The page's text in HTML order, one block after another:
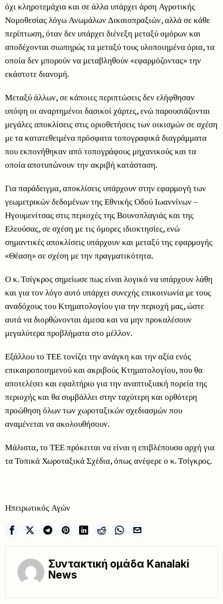
όχι κληροτεμάχια και σε άλλα υπάρχει άρση Αγροτικής
Νομοθεσίας λόγω Ανωμάλων Δικαιοπραξιών, αλλά σε κάθε
περίπτωση, όταν δεν υπάρχει διένεξη μεταξύ ομόρων και
αποδέχονται σιωπηρώς τα μεταξύ τους υλοποιημένα όρια, τα
οποία δεν μπορούν να μεταβληθούν «εφαρμόζοντας» την
εκάστοτε διανομή.
Μεταξύ άλλων, σε κάποιες περιπτώσεις δεν ελήφθησαν
υπόψη οι αναρτημένοι δασικοί χάρτες, ενώ παρουσιάζονται
μεγάλες αποκλίσεις στις οριοθετήσεις των οικισμών σε σχέση
με τα κατατεθειμένα πρόσφατα τοπογραφικά διαγράμματα
που εκπονήθηκαν από τοπογράφους μηχανικούς και τα
οποία αποτυπώνουν την ακριβή κατάσταση.
Για παράδειγμα, αποκλίσεις υπάρχουν στην εφαρμογή των
γεωμετρικών δεδομένων της Εθνικής Οδού Ιωαννίνων –
Ηγουμενίτσας στις περιοχές της Βουνοπλαγιάς και της
Ελεούσας, σε σχέση με τις όμορες ιδιοκτησίες, ενώ
σημαντικές αποκλίσεις υπάρχουν και μεταξύ της εφαρμογής
«Θέαση» σε σχέση με την πραγματικότητα.
Ο κ. Τσίγκρος σημείωσε πως είναι λογικό να υπάρχουν λάθη
και για τον λόγο αυτό υπάρχει συνεχής επικοινωνία με τους
αναδόχους του Κτηματολογίου για την περιοχή μας, ώστε
αυτά να διορθώνονται άμεσα και να μην προκαλέσουν
μεγαλύτερα προβλήματα στο μέλλον.
Εξάλλου το ΤΕΕ τονίζει την ανάγκη και την αξία ενός
επικαιροποιημενού και ακριβούς Κτηματολογίου, που θα
αποτελέσει και εφαλτήριο για την αναπτυξιακή πορεία της
περιοχής και θα συμβάλλει στην ταχύτερη και ορθότερη
προώθηση όλων των χωροταξικών σχεδιασμών που
αναμένεται να ακολουθήσουν.
Μάλιστα, το ΤΕΕ πρόκειται να είναι η επιβλέπουσα αρχή για
τα Τοπικά Χωροταξικά Σχέδια, όπως ανέφερε ο κ. Τσίγκρος.
Ηπειρωτικός Αγών
Συντακτική ομάδα Kanalaki
News